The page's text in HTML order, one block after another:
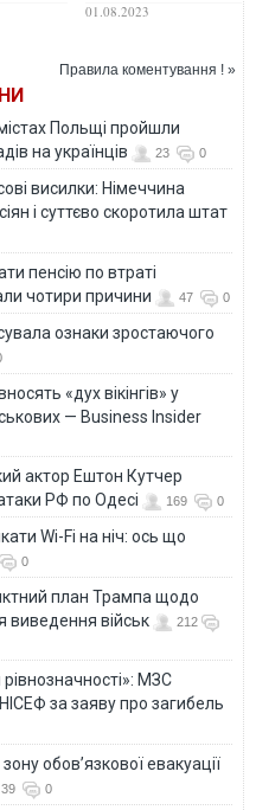
передову на
росіянами. ВІДЕО
01.08.2023
Правила коментування ! »
Польщі пройшли
на українців
23 0
висилки: Німеччина
і суттєво скоротила штат
пенсію по втраті
чотири причини
47 0
ознаки зростаючого
«дух вікінгів» у
— Business Insider
актор Ештон Кутчер
РФ по Одесі
169 0
Wi-Fi на ніч: ось що
0
план Трампа щодо
виведення військ
212
МЗС
за заяву про загибель
обов’язкової евакуації
39 0